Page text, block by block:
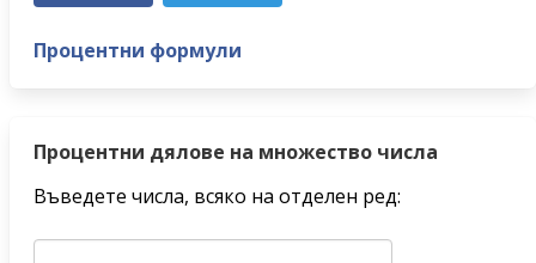
Процентни формули
Процентни дялове на множество числа
Въведете числа, всяко на отделен ред: